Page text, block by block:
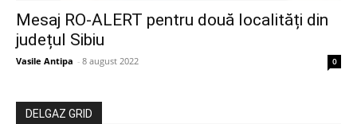
Mesaj RO-ALERT pentru două localități din
județul Sibiu
Vasile Antipa - 8 august 2022 0
DELGAZ GRID